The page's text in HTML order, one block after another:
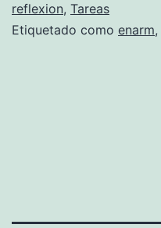
reflexion, Tareas
Etiquetado como enarm,